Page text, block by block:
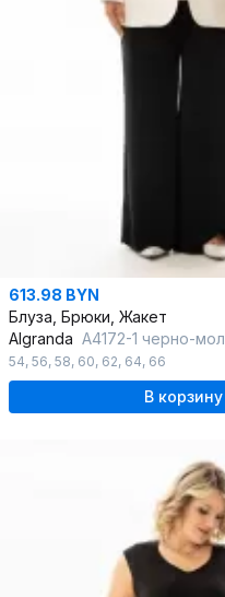
613.98 BYN
Блуза, Брюки, Жакет
Algranda А4172-1 черно-
54, 56, 58, 60, 62, 64, 66
В корзину